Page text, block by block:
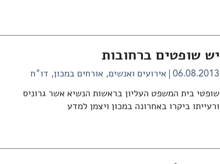
יש שופטים ברחובות
06.08.2013 אירועים ואנשים אורחים במכון דו"ח
שופטי בית המשפט העליון בראשות הנשיא אשר גרוניס
ורעייתו ביקרו באחרונה במכון ויצמן למדע